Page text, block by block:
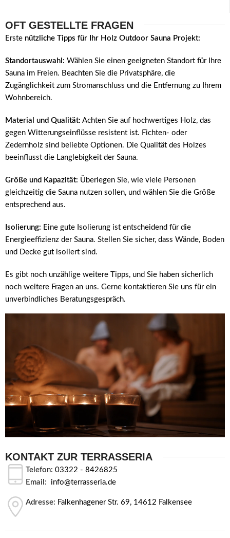
OFT GESTELLTE FRAGEN
Erste nützliche Tipps für Ihr Holz Outdoor Sauna Projekt:
Standortauswahl: Wählen Sie einen geeigneten Standort für Ihre
Sauna im Freien. Beachten Sie die Privatsphäre, die
Zugänglichkeit zum Stromanschluss und die Entfernung zu Ihrem
Wohnbereich.
Material und Qualität: Achten Sie auf hochwertiges Holz, das
gegen Witterungseinflüsse resistent ist. Fichten- oder
Zedernholz sind beliebte Optionen. Die Qualität des Holzes
beeinflusst die Langlebigkeit der Sauna.
Größe und Kapazität: Überlegen Sie, wie viele Personen
gleichzeitig die Sauna nutzen sollen, und wählen Sie die Größe
entsprechend aus.
Isolierung: Eine gute Isolierung ist entscheidend für die
Energieeffizienz der Sauna. Stellen Sie sicher, dass Wände, Boden
und Decke gut isoliert sind.
Es gibt noch unzählige weitere Tipps, und Sie haben sicherlich
noch weitere Fragen an uns. Gerne kontaktieren Sie uns für ein
unverbindliches Beratungsgespräch.
KONTAKT ZUR TERRASSERIA
Telefon: 03322 - 8426825
Email: info@terrasseria.de
Adresse: Falkenhagener Str. 69, 14612 Falkensee